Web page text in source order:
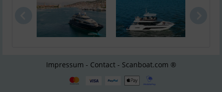
Impressum - Contact - Scanboat.com ®